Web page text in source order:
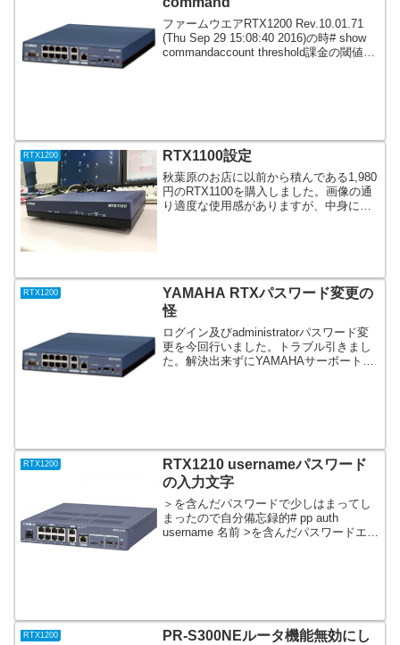
ファームウエアRTX1200 Rev.10.01.71
(Thu Sep 29 15:08:40 2016)の時# show
commandaccount threshold課金の閾値を
RTX1200 RTX1100設定
秋葉原のお店に以前から積んである1,980
円のRTX1100を購入しました。画像の通
り適度な使用感がありますが、中身には
RTX1200
YAMAHA RTXパスワード変更の
怪
ログイン及びadministratorパスワード変
更を今回行いました。トラブル引きまし
た。解決出来ずにYAMAHAサーボート様
RTX1200
RTX1210 usernameパスワード
の入力文字
＞を含んだパスワードで少しはまってし
まったので自分備忘録的# pp auth
username 名前 >を含んだパスワードエラ
RTX1200
PR-S300NEルータ機能無効にし